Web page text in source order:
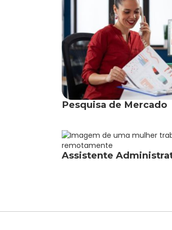
Pesquisa de Mercado
Assistente